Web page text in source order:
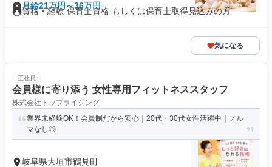
月給21万円～36万円
資格・経験 保育士資格 もしくは保育士取得見込みの方
気になる
正社員
会員様に寄り添う 女性専用フィットネススタッフ
株式会社トップライジング
業界未経験OK！会員制だから安心｜20代・30代女性活躍中｜ノル
マなし◎
岐阜県大垣市鶴見町